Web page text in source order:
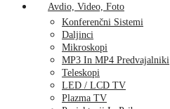
Avdio, Video, Foto
Konferenčni Sistemi
Daljinci
Mikroskopi
MP3 In MP4 Predvajalniki
Teleskopi
LED / LCD TV
Plazma TV